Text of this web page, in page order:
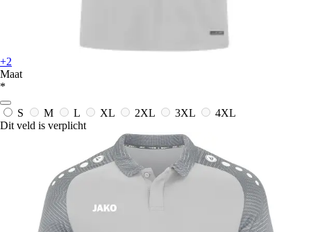
+2
Maat
*
S M L XL 2XL 3XL
4XL
Dit veld is verplicht